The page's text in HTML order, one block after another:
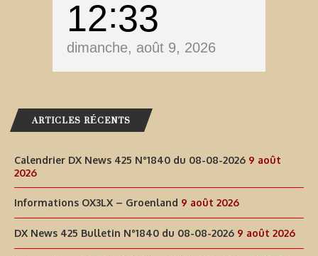
12 33
dimanche, août 9, 2026
ARTICLES RÉCENTS
Calendrier DX News 425 N°1840 du 08-08-2026 9 août
2026
Informations OX3LX – Groenland 9 août 2026
DX News 425 Bulletin N°1840 du 08-08-2026 9 août 2026